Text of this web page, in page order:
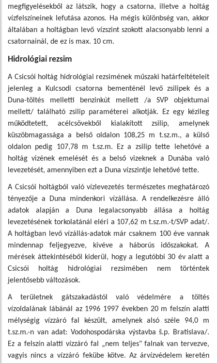
megfigyelésekből az látszik, hogy a csatorna, illetve a holtág
vízfelszíneinek lefutása azonos. Ha mégis különbség van, akkor
általában a holtágban levő vízszint szokott alacsonyabb lenni a
csatornainál, de ez is max. 10 cm.
Hidrológiai rezsim
A Csicsói holtág hidrológiai rezsimének műszaki határfeltételeit
jelenleg a Kulcsodi csatorna bementénél levő zsilipek és a
Duna-töltés melletti benzinkút mellett /a SVP objektumai
mellett/ található zsilip paraméterei alkotják. Ez egy kézileg
működtetett, acélcsövekből kialakított zsilip, amelynek
küszöbmagassága a belső oldalon 108,25 m t.sz.m., a külső
oldalon pedig 107,78 m t.sz.m. Ez a zsilip tette lehetővé a
holtág vizének emelését és a belső vizeknek a Dunába való
levezetését, amennyiben ezt a Duna vízszintje lehetővé tette.
A Csicsói holtágból való vízlevezetés természetes meghatározó
tényezője a Duna mindenkori vízállása. A rendelkezésre álló
adatok alapján a Duna legalacsonyabb állása a holtág
levezetésének torkolatánál eléri a 107,62 m t.sz.m.-t/SVP adat/.
A holtágban levő vízállás-adatok már csaknem 100 éve vannak
mindennap feljegyezve, kivéve a háborús időszakokat. A
mérések áttekintéséből kiderül, hogy a legutóbbi 30 év alatt a
Csicsói holtág hidrológiai rezsimében nem történtek
jelentősebb változások.
A területnek gátszakadástól való védelmére a töltés
vízoldalának lábánál az 1996 1997 években 20 m felszín alatti
mélységig vízzáró fal készült, amelynek alsó széle 94,0 m
t.sz.m.-n van adat: Vodohospodárska výstavba š.p. Bratislava/.
Ez a felszín alatti vízzáró fal „nem teljes" falnak van tervezve,
vagyis nincs a vízzáró fekübe kötve. Az árvízvédelem keretén